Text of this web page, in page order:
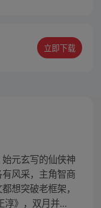
立即下载
元玄写的仙侠神
风采，主角智商
想突破老框架，
淳》，双月并...